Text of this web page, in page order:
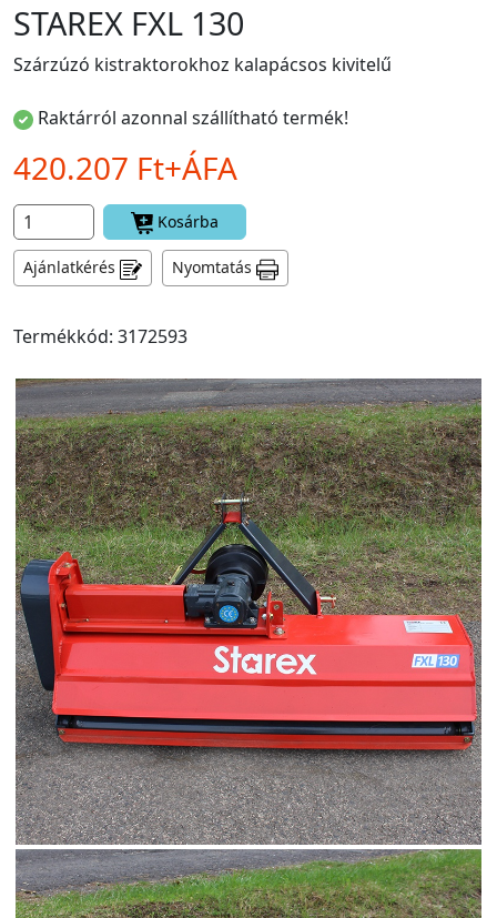
STAREX FXL 130
Szárzúzó kistraktorokhoz kalapácsos kivitelű
Raktárról azonnal szállítható termék!
420.207 Ft+ÁFA
Kosárba
Ajánlatkérés Nyomtatás
Termékkód: 3172593